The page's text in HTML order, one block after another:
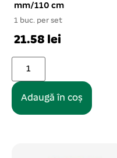
mm/110 cm
1 buc. per set
21.58 lei
Adaugă în coș